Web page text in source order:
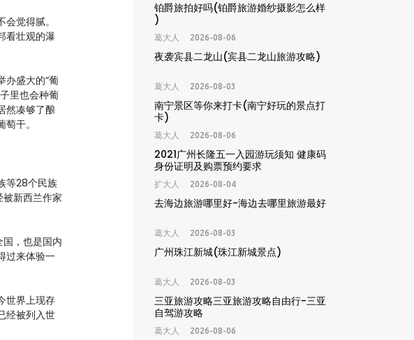
觉得腻。
看壮观的瀑
办盛大的“葡
里也会种葡
然凑够了酿
干。
等28个民族
新西兰作家
，也是国内
过来体验一
世界上现存
经被列入世
铂爵旅拍好吗(铂爵旅游婚纱摄影怎么样
)
葛大人 2026-08-06
夜袭宾县二龙山(宾县二龙山旅游攻略)
葛大人 2026-08-03
南宁景区等你来打卡(南宁好玩的景点打
卡)
葛大人 2026-08-06
2021广州长隆五一入园游玩须知 健康码
身份证明及购票预约要求
扩大人 2026-08-04
去海边旅游哪里好-海边去哪里旅游最好
葛大人 2026-08-03
广州珠江新城(珠江新城景点)
葛大人 2026-08-03
三亚旅游攻略三亚旅游攻略自由行-三亚
自驾游攻略
葛大人 2026-08-06